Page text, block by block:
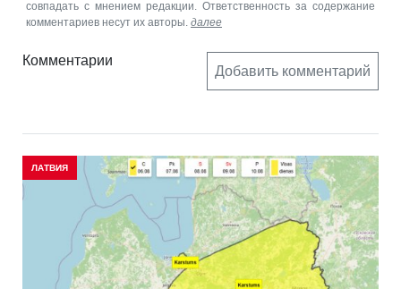
совпадать с мнением редакции. Ответственность за содержание
комментариев несут их авторы. далее
Комментарии
Добавить комментарий
ЛАТВИЯ